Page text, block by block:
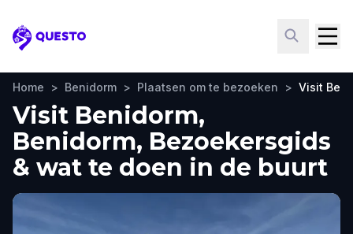
Questo
Home > Benidorm > Plaatsen om te bezoeken > Visit
Visit Benidorm,
Benidorm, Bezoekersgids
& wat te doen in de buurt